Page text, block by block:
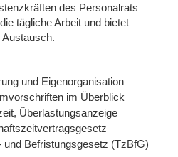
des Personalrats
tägliche Arbeit und bietet
und Eigenorganisation
im Überblick
Überlastungsanzeige
und Befristungsgesetz (TzBfG)